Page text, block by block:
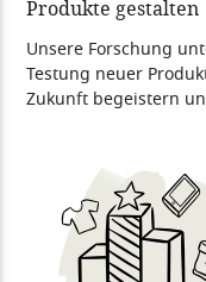
Produkte gestalten
Unsere Forschung
Testung neuer
Zukunft begeistern